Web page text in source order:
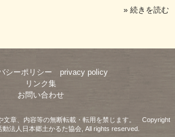
» 続きを読む
シーポリシー privacy policy
リンク集
お問い合わせ
文章、内容等の無断転載・転用を禁じます。 Copyright
法人日本郷土かるた協会, All rights reserved.